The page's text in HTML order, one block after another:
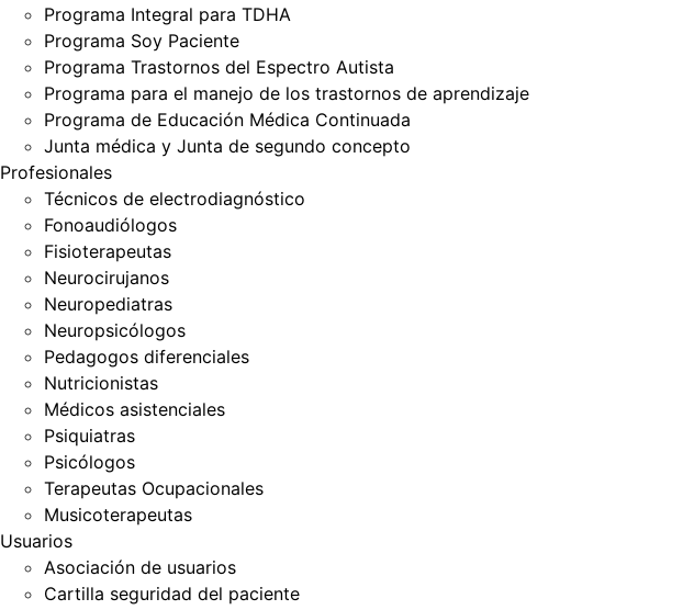
Programa Integral para TDHA
Programa Soy Paciente
Programa Trastornos del Espectro Autista
Programa para el manejo de los trastornos de aprendizaje
Programa de Educación Médica Continuada
Junta médica y Junta de segundo concepto
Profesionales
Técnicos de electrodiagnóstico
Fonoaudiólogos
Fisioterapeutas
Neurocirujanos
Neuropediatras
Neuropsicólogos
Pedagogos diferenciales
Nutricionistas
Médicos asistenciales
Psiquiatras
Psicólogos
Terapeutas Ocupacionales
Musicoterapeutas
Usuarios
Asociación de usuarios
Cartilla seguridad del paciente